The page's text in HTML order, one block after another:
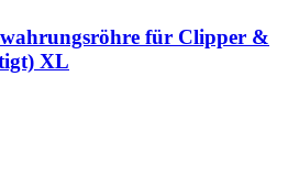
für Clipper &
XL